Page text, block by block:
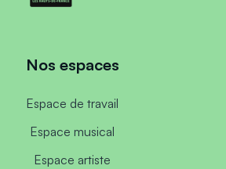
Nos espaces
Espace de travail
Espace musical
Espace artiste